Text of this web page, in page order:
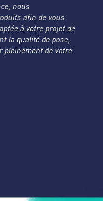
nous
afin de vous
à votre projet de
la qualité de pose,
pleinement de votre